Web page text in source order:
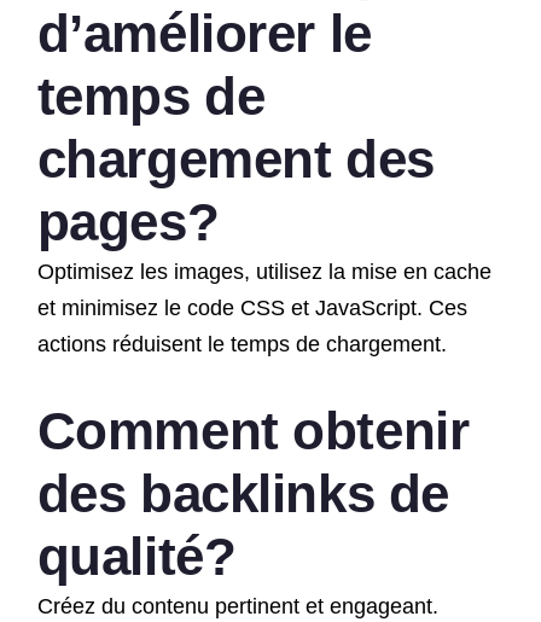
d’améliorer le
temps de
chargement des
pages?
Optimisez les images, utilisez la mise en cache
et minimisez le code CSS et JavaScript. Ces
actions réduisent le temps de chargement.
Comment obtenir
des backlinks de
qualité?
Créez du contenu pertinent et engageant.